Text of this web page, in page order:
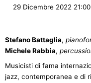
29 Dicembre 2022 21:00
Stefano Battaglia,
Michele Rabbia,
Musicisti di fama
jazz, contemporanea e di